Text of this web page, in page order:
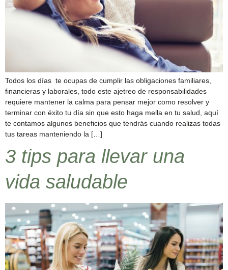
Todos los días te ocupas de cumplir las obligaciones familiares,
financieras y laborales, todo este ajetreo de responsabilidades
requiere mantener la calma para pensar mejor como resolver y
terminar con éxito tu día sin que esto haga mella en tu salud, aquí
te contamos algunos beneficios que tendrás cuando realizas todas
tus tareas manteniendo la […]
3 tips para llevar una
vida saludable